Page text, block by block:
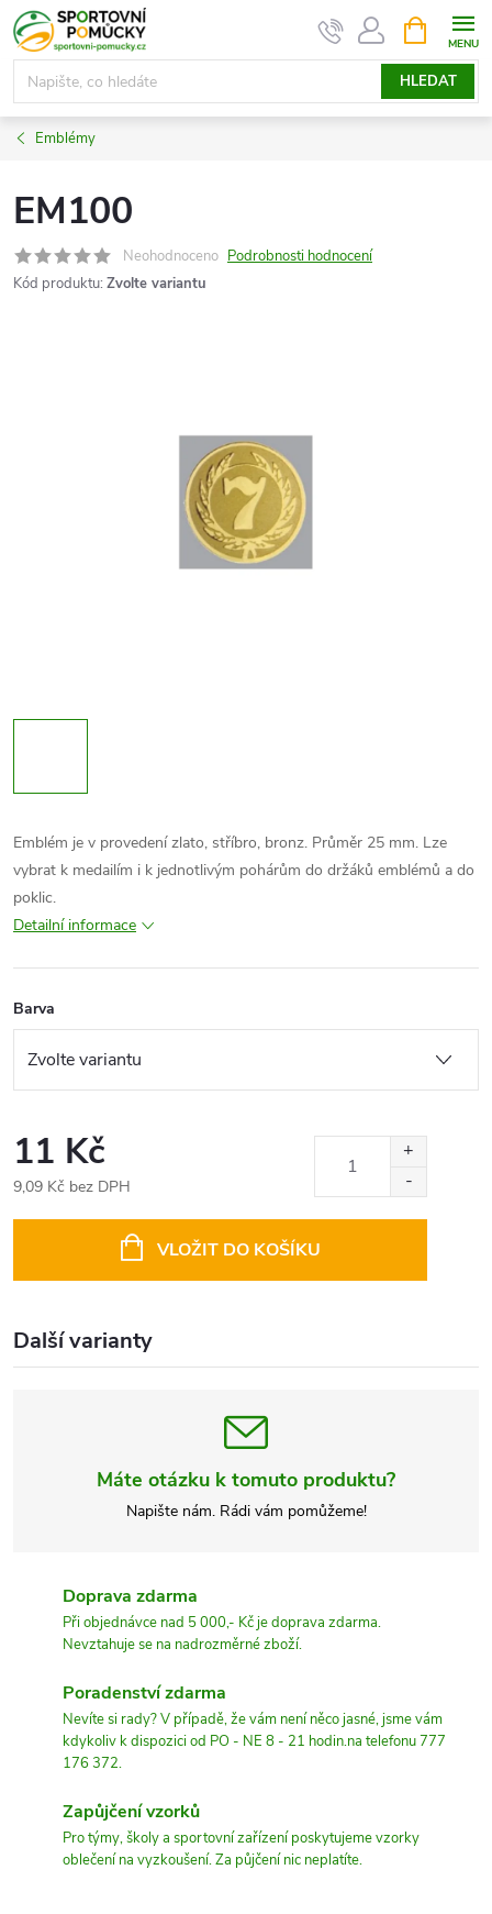
Přejít
na
obsah
HLEDAT
NÁKUPNÍ
KOŠÍK
Emblémy
EM100
Neohodnoceno Podrobnosti hodnocení
Kód produktu: Zvolte variantu
Emblém je v provedení zlato, stříbro, bronz. Průměr 25 mm. Lze
vybrat k medailím i k jednotlivým pohárům do držáků emblémů a do
poklic.
Detailní informace
Barva
11 Kč
9,09 Kč bez DPH
VLOŽIT DO KOŠÍKU
Další varianty
Máte otázku k tomuto produktu?
Napište nám. Rádi vám pomůžeme!
Doprava zdarma
Při objednávce nad 5 000,- Kč je doprava zdarma.
Nevztahuje se na nadrozměrné zboží.
Poradenství zdarma
Nevíte si rady? V případě, že vám není něco jasné, jsme vám
kdykoliv k dispozici od PO - NE 8 - 21 hodin.na telefonu 777
176 372.
Zapůjčení vzorků
Pro týmy, školy a sportovní zařízení poskytujeme vzorky
oblečení na vyzkoušení. Za půjčení nic neplatíte.